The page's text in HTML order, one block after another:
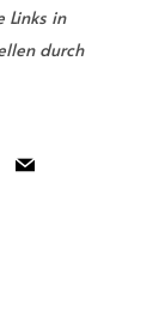
Links in
durch